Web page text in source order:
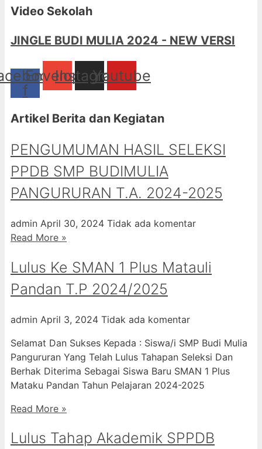
Video Sekolah
JINGLE BUDI MULIA 2024 - NEW VERSI
f
Envelope
Instagram
Youtube
Artikel Berita dan Kegiatan
PENGUMUMAN HASIL SELEKSI
PPDB SMP BUDIMULIA
PANGURURAN T.A. 2024-2025
admin April 30, 2024 Tidak ada komentar
Read More »
Lulus Ke SMAN 1 Plus Matauli
Pandan T.P 2024/2025
admin April 3, 2024 Tidak ada komentar
Selamat Dan Sukses Kepada : Siswa/i SMP Budi Mulia
Pangururan Yang Telah Lulus Tahapan Seleksi Dan
Berhak Diterima Sebagai Siswa Baru SMAN 1 Plus
Mataku Pandan Tahun Pelajaran 2024-2025
Read More »
Lulus Tahap Akademik SPPDB